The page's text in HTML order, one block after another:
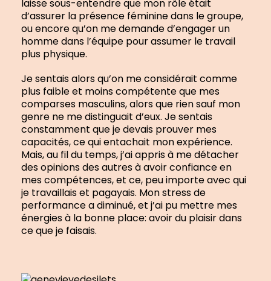
laisse sous-entendre que mon rôle était
d’assurer la présence féminine dans le groupe,
ou encore qu’on me demande d’engager un
homme dans l’équipe pour assumer le travail
plus physique.
Je sentais alors qu’on me considérait comme
plus faible et moins compétente que mes
comparses masculins, alors que rien sauf mon
genre ne me distinguait d’eux. Je sentais
constamment que je devais prouver mes
capacités, ce qui entachait mon expérience.
Mais, au fil du temps, j’ai appris à me détacher
des opinions des autres à avoir confiance en
mes compétences, et ce, peu importe avec qui
je travaillais et pagayais. Mon stress de
performance a diminué, et j’ai pu mettre mes
énergies à la bonne place: avoir du plaisir dans
ce que je faisais.